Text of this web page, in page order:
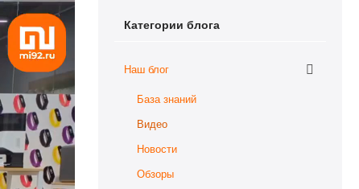
Категории блога
Наш блог
База знаний
Видео
Новости
Обзоры